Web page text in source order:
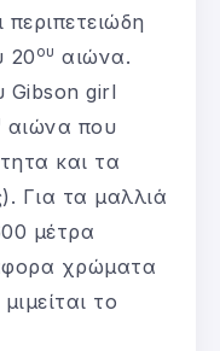
20 ου αιώνα.
Gibson girl
αιώνα που
και τα
Για τα μαλλιά
μέτρα
χρώματα
το